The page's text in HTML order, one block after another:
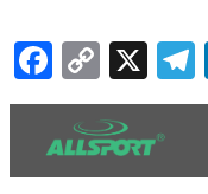
Facebook
Copy
Link
X